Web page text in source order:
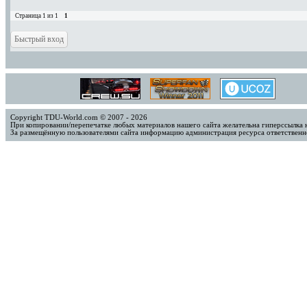
Страница 1 из 1 1
Copyright TDU-World.com © 2007 - 2026
При копировании/перепечатке любых материалов нашего сайта желательна
За размещённую пользователями сайта информацию администрация ресурса